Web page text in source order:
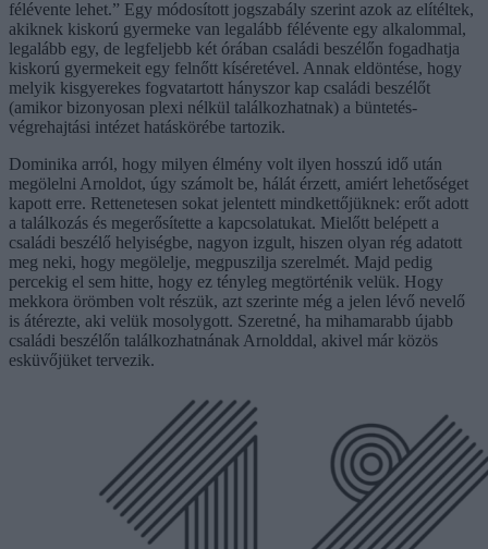
félévente lehet.” Egy módosított jogszabály szerint azok az elítéltek,
akiknek kiskorú gyermeke van legalább félévente egy alkalommal,
legalább egy, de legfeljebb két órában családi beszélőn fogadhatja
kiskorú gyermekeit egy felnőtt kíséretével. Annak eldöntése, hogy
melyik kisgyerekes fogvatartott hányszor kap családi beszélőt
(amikor bizonyosan plexi nélkül találkozhatnak) a büntetés-
végrehajtási intézet hatáskörébe tartozik.
Dominika arról, hogy milyen élmény volt ilyen hosszú idő után
megölelni Arnoldot, úgy számolt be, hálát érzett, amiért lehetőséget
kapott erre. Rettenetesen sokat jelentett mindkettőjüknek: erőt adott
a találkozás és megerősítette a kapcsolatukat. Mielőtt belépett a
családi beszélő helyiségbe, nagyon izgult, hiszen olyan rég adatott
meg neki, hogy megölelje, megpuszilja szerelmét. Majd pedig
percekig el sem hitte, hogy ez tényleg megtörténik velük. Hogy
mekkora örömben volt részük, azt szerinte még a jelen lévő nevelő
is átérezte, aki velük mosolygott. Szeretné, ha mihamarabb újabb
családi beszélőn találkozhatnának Arnolddal, akivel már közös
esküvőjüket tervezik.